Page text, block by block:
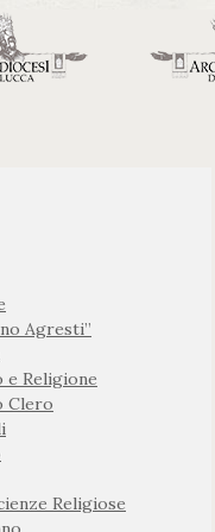
Agresti”
e Religione
Clero
Religiose